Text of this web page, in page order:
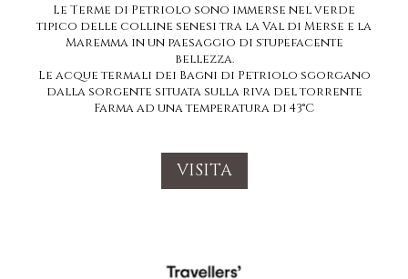
Le Terme di Petriolo sono immerse nel verde
tipico delle colline senesi tra la Val di Merse e la
Maremma in un paesaggio di stupefacente
bellezza.
Le acque termali dei Bagni di Petriolo sgorgano
dalla sorgente situata sulla riva del torrente
Farma ad una temperatura di 43°C
VISITA